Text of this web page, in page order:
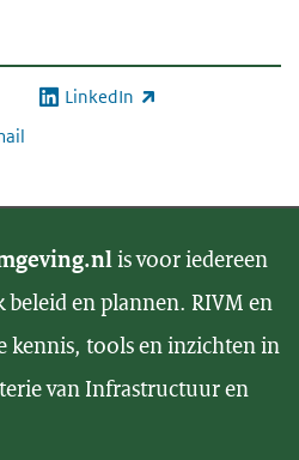
link) LinkedIn
(externe link)
is voor iedereen
en plannen. RIVM en
kennis, tools en inzichten in
van Infrastructuur en